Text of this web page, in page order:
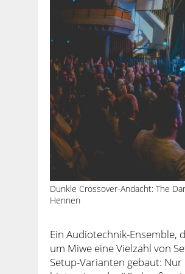
Dunkle Crossover-Andacht: The
Hennen
Ein Audiotechnik-Ensemble,
um Miwe eine Vielzahl von
Setup-Varianten gebaut: Nur